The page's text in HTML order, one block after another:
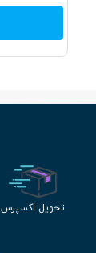
تحویل اکسپرس